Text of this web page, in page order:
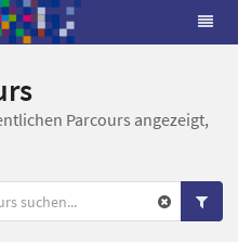
Parcours angezeigt,